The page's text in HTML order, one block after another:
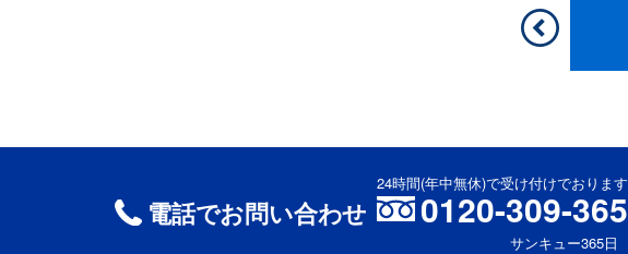
電話でお問い合わせ
24時間(年中無休)で受け付けでおります
0120-309-365
サンキュー365日